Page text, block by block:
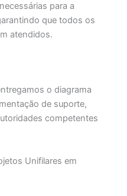
para a
que todos os
atendidos.
o diagrama
de suporte,
competentes
Unifilares em